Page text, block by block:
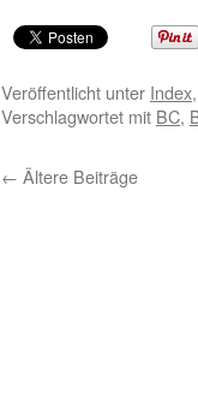
Veröffentlicht unter Index
Verschlagwortet mit BC,
← Ältere Beiträge